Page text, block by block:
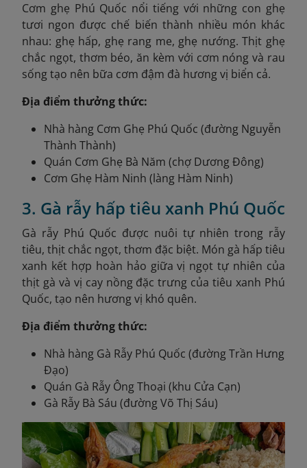
Cơm ghẹ Phú Quốc nổi tiếng với những con ghẹ
tươi ngon được chế biến thành nhiều món khác
nhau: ghẹ hấp, ghẹ rang me, ghẹ nướng. Thịt ghẹ
chắc ngọt, thơm béo, ăn kèm với cơm nóng và rau
sống tạo nên bữa cơm đậm đà hương vị biển cả.
Địa điểm thưởng thức:
Nhà hàng Cơm Ghẹ Phú Quốc (đường Nguyễn
Thành Thành)
Quán Cơm Ghẹ Bà Năm (chợ Dương Đông)
Cơm Ghẹ Hàm Ninh (làng Hàm Ninh)
3. Gà rẫy hấp tiêu xanh Phú Quốc
Gà rẫy Phú Quốc được nuôi tự nhiên trong rẫy
tiêu, thịt chắc ngọt, thơm đặc biệt. Món gà hấp tiêu
xanh kết hợp hoàn hảo giữa vị ngọt tự nhiên của
thịt gà và vị cay nồng đặc trưng của tiêu xanh Phú
Quốc, tạo nên hương vị khó quên.
Địa điểm thưởng thức:
Nhà hàng Gà Rẫy Phú Quốc (đường Trần Hưng
Đạo)
Quán Gà Rẫy Ông Thoại (khu Cửa Cạn)
Gà Rẫy Bà Sáu (đường Võ Thị Sáu)